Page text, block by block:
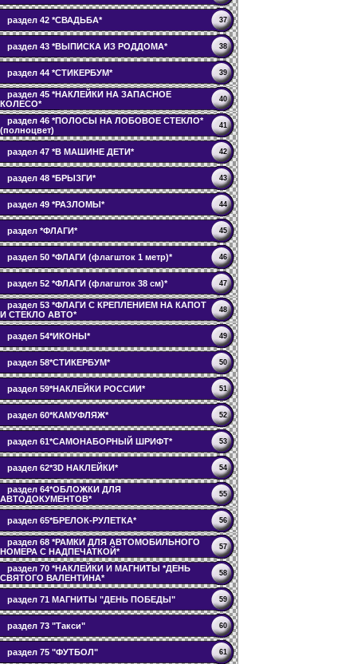
раздел 42 *СВАДЬБА* 37
раздел 43 *ВЫПИСКА ИЗ РОДДОМА* 38
раздел 44 *СТИКЕРБУМ* 39
раздел 45 *НАКЛЕЙКИ НА ЗАПАСНОЕ
КОЛЕСО*
40
раздел 46 *ПОЛОСЫ НА ЛОБОВОЕ СТЕКЛО*
(полноцвет)
41
раздел 47 *В МАШИНЕ ДЕТИ* 42
раздел 48 *БРЫЗГИ* 43
раздел 49 *РАЗЛОМЫ* 44
раздел *ФЛАГИ* 45
раздел 50 *ФЛАГИ (флагшток 1 метр)* 46
раздел 52 *ФЛАГИ (флагшток 38 см)* 47
раздел 53 *ФЛАГИ С КРЕПЛЕНИЕМ НА КАПОТ
И СТЕКЛО АВТО*
48
раздел 54*ИКОНЫ* 49
раздел 58*СТИКЕРБУМ* 50
раздел 59*НАКЛЕЙКИ РОССИИ* 51
раздел 60*КАМУФЛЯЖ* 52
раздел 61*САМОНАБОРНЫЙ ШРИФТ* 53
раздел 62*3D НАКЛЕЙКИ* 54
раздел 64*ОБЛОЖКИ ДЛЯ
АВТОДОКУМЕНТОВ*
55
раздел 65*БРЕЛОК-РУЛЕТКА* 56
раздел 68 *РАМКИ ДЛЯ АВТОМОБИЛЬНОГО
НОМЕРА С НАДПЕЧАТКОЙ*
57
раздел 70 *НАКЛЕЙКИ И МАГНИТЫ *ДЕНЬ
СВЯТОГО ВАЛЕНТИНА*
58
раздел 71 МАГНИТЫ "ДЕНЬ ПОБЕДЫ" 59
раздел 73 "Такси" 60
раздел 75 "ФУТБОЛ" 61